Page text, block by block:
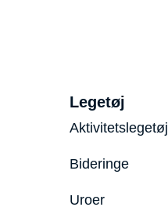
Legetøj
Aktivitetslegetøj
Bideringe
Uroer